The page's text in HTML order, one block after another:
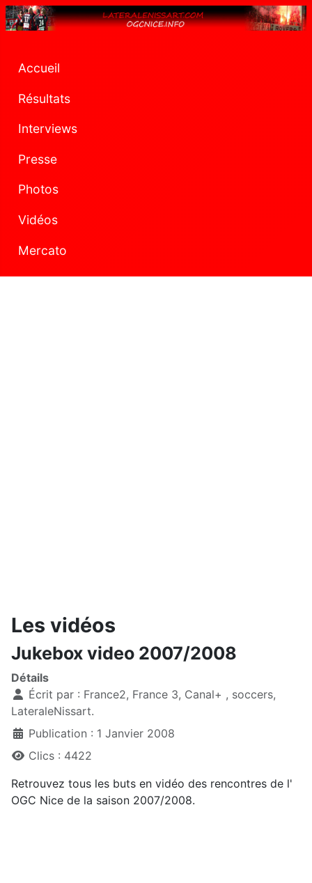
Accueil
Résultats
Interviews
Presse
Photos
Vidéos
Mercato
Les vidéos
Jukebox video 2007/2008
Détails
Écrit par : France2, France 3, Canal+ , soccers,
LateraleNissart.
Publication : 1 Janvier 2008
Clics : 4422
Retrouvez tous les buts en vidéo des rencontres de l'
OGC Nice de la saison 2007/2008.